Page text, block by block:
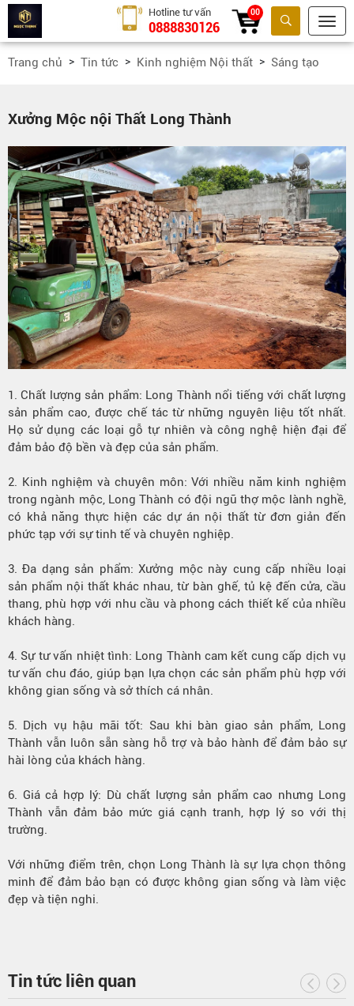
Tìm kiếm
Hotline tư vấn
0888830126
00
Trang chủ Tin tức Kinh nghiệm Nội thất Sáng tạo
Xưởng Mộc nội Thất Long Thành
1. Chất lượng sản phẩm: Long Thành nổi tiếng với chất lượng
sản phẩm cao, được chế tác từ những nguyên liệu tốt nhất.
Họ sử dụng các loại gỗ tự nhiên và công nghệ hiện đại để
đảm bảo độ bền và đẹp của sản phẩm.
2. Kinh nghiệm và chuyên môn: Với nhiều năm kinh nghiệm
trong ngành mộc, Long Thành có đội ngũ thợ mộc lành nghề,
có khả năng thực hiện các dự án nội thất từ đơn giản đến
phức tạp với sự tinh tế và chuyên nghiệp.
3. Đa dạng sản phẩm: Xưởng mộc này cung cấp nhiều loại
sản phẩm nội thất khác nhau, từ bàn ghế, tủ kệ đến cửa, cầu
thang, phù hợp với nhu cầu và phong cách thiết kế của nhiều
khách hàng.
4. Sự tư vấn nhiệt tình: Long Thành cam kết cung cấp dịch vụ
tư vấn chu đáo, giúp bạn lựa chọn các sản phẩm phù hợp với
không gian sống và sở thích cá nhân.
5. Dịch vụ hậu mãi tốt: Sau khi bàn giao sản phẩm, Long
Thành vẫn luôn sẵn sàng hỗ trợ và bảo hành để đảm bảo sự
hài lòng của khách hàng.
6. Giá cả hợp lý: Dù chất lượng sản phẩm cao nhưng Long
Thành vẫn đảm bảo mức giá cạnh tranh, hợp lý so với thị
trường.
Với những điểm trên, chọn Long Thành là sự lựa chọn thông
minh để đảm bảo bạn có được không gian sống và làm việc
đẹp và tiện nghi.
Tin tức liên quan